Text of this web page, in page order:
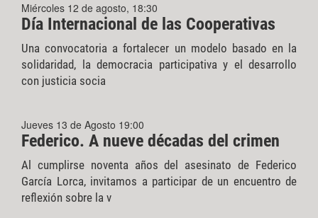
Miércoles 12 de agosto, 18:30
Día Internacional de las Cooperativas
Una convocatoria a fortalecer un modelo basado en la
solidaridad, la democracia participativa y el desarrollo
con justicia socia
Jueves 13 de Agosto 19:00
Federico. A nueve décadas del crimen
Al cumplirse noventa años del asesinato de Federico
García Lorca, invitamos a participar de un encuentro de
reflexión sobre la v